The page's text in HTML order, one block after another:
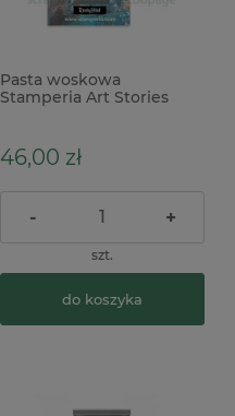
Pasta woskowa
Stamperia Art Stories
46,00 zł
- +
szt.
do koszyka